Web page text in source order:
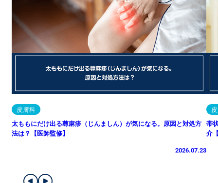
皮膚科
太ももにだけ出る蕁麻疹（じんましん）が気になる。原因と対処方
法は？【医師監修】
2026.07.23
帯
介